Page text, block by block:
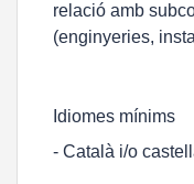
relació amb
(enginyeries,
Idiomes mínims
- Català i/o